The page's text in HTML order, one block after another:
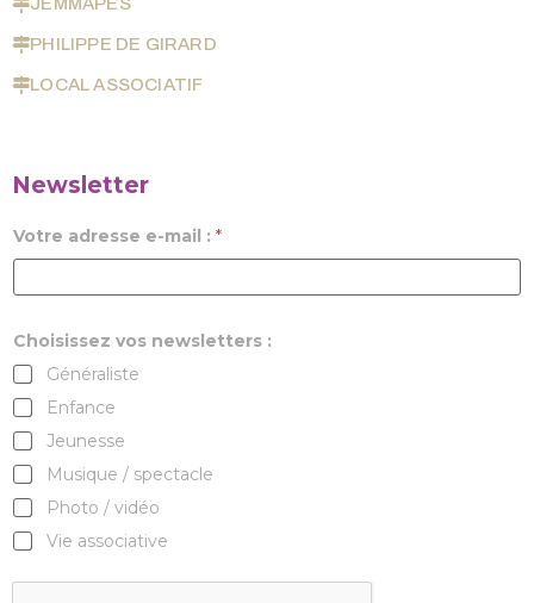
PHILIPPE DE GIRARD
LOCAL ASSOCIATIF
Newsletter
Votre adresse e-mail : *
Choisissez vos newsletters :
Généraliste
Enfance
Jeunesse
Musique / spectacle
Photo / vidéo
Vie associative